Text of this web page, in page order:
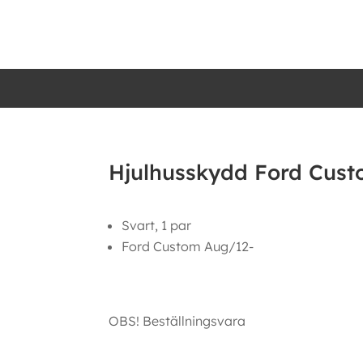
Hjulhusskydd Ford
Svart, 1 par
Ford Custom Aug/12-
OBS! Beställningsvara